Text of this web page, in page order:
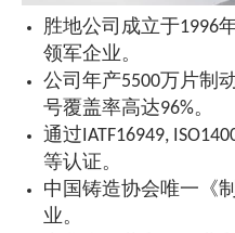
胜地公司成立于1996
领军企业。
公司年产5500万片制
号覆盖率高达96%。
通过IATF16949,
等认证。
中国铸造协会唯一《
业。